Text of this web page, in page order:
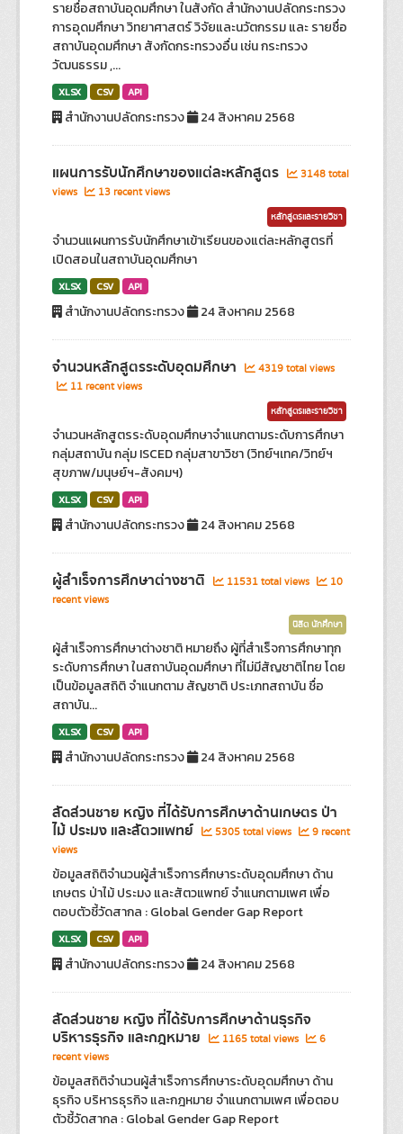
รายชื่อสถาบันอุดมศึกษา ในสังกัด สำนักงานปลัดกระทรวง
การอุดมศึกษา วิทยาศาสตร์ วิจัยและนวัตกรรม และ รายชื่อ
สถาบันอุดมศึกษา สังกัดกระทรวงอื่น เช่น กระทรวง
วัฒนธรรม ,...
XLSX CSV API
สำนักงานปลัดกระทรวง 24 สิงหาคม 2568
แผนการรับนักศึกษาของแต่ละหลักสูตร
3148 total
views
13 recent views
หลักสูตรและรายวิชา
จำนวนแผนการรับนักศึกษาเข้าเรียนของแต่ละหลักสูตรที่
เปิดสอนในสถาบันอุดมศึกษา
XLSX CSV API
สำนักงานปลัดกระทรวง 24 สิงหาคม 2568
จำนวนหลักสูตรระดับอุดมศึกษา
4319 total views
11 recent views
หลักสูตรและรายวิชา
จำนวนหลักสูตรระดับอุดมศึกษาจำแนกตามระดับการศึกษา
กลุ่มสถาบัน กลุ่ม ISCED กลุ่มสาขาวิชา (วิทย์ฯเทค/วิทย์ฯ
สุขภาพ/มนุษย์ฯ-สังคมฯ)
XLSX CSV API
สำนักงานปลัดกระทรวง 24 สิงหาคม 2568
ผู้สำเร็จการศึกษาต่างชาติ 11531 total views
10
recent views
นิสิต นักศึกษา
ผู้สำเร็จการศึกษาต่างชาติ หมายถึง ผู้ที่สำเร็จการศึกษาทุก
ระดับการศึกษา ในสถาบันอุดมศึกษา ที่ไม่มีสัญชาติไทย โดย
เป็นข้อมูลสถิติ จำแนกตาม สัญชาติ ประเภทสถาบัน ชื่อ
สถาบัน...
XLSX CSV API
สำนักงานปลัดกระทรวง 24 สิงหาคม 2568
สัดส่วนชาย หญิง ที่ได้รับการศึกษาด้านเกษตร ป่า
ไม้ ประมง และสัตวแพทย์ 5305 total views
9 recent
views
ข้อมูลสถิติจำนวนผู้สำเร็จการศึกษาระดับอุดมศึกษา ด้าน
เกษตร ป่าไม้ ประมง และสัตวแพทย์ จำแนกตามเพศ เพื่อ
ตอบตัวชี้วัดสากล : Global Gender Gap Report
XLSX CSV API
สำนักงานปลัดกระทรวง 24 สิงหาคม 2568
สัดส่วนชาย หญิง ที่ได้รับการศึกษาด้านธุรกิจ
บริหารธุรกิจ และกฎหมาย 1165 total views
6
recent views
ข้อมูลสถิติจำนวนผู้สำเร็จการศึกษาระดับอุดมศึกษา ด้าน
ธุรกิจ บริหารธุรกิจ และกฎหมาย จำแนกตามเพศ เพื่อตอบ
ตัวชี้วัดสากล : Global Gender Gap Report